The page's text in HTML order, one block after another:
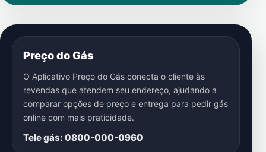
Preço do Gás
O Aplicativo Preço do Gás conecta o cliente às
revendas que atendem seu endereço, ajudando a
comparar opções de preço e entrega para pedir gás
online com mais praticidade.
Tele gás: 0800-000-0960